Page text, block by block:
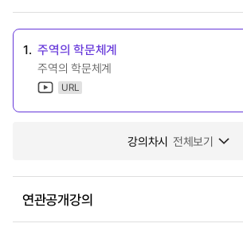
1. 주역의 학문체계
주역의 학문체계
URL
강의차시 전체보기
연관공개강의